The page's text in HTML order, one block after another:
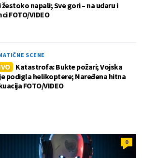
žestoko napali; Sve gori – na udaru i
FOTO/VIDEO
SCENE
Katastrofa: Bukte požari; Vojska
podigla helikoptere; Naređena hitna
FOTO/VIDEO
0